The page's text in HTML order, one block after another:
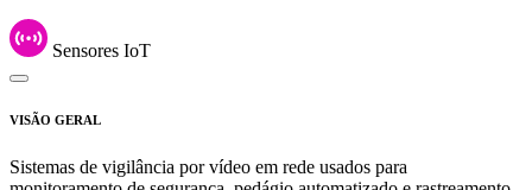
Sensores IoT
VISÃO GERAL
Sistemas de vigilância por vídeo em rede usados para